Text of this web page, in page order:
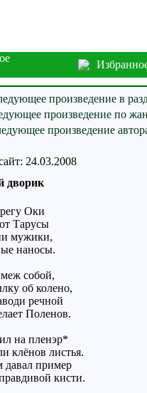
24.03.2008
дворик
Оки
Тарусы
мужики,
наносы.
собой,
об колено,
речной
Поленов.
на пленэр*
клёнов листья.
пример
кисти.